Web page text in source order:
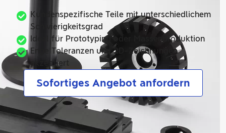
Sofortiges Angebot anfordern
Kundenspezifische Teile mit unterschiedlichem
Schwierigkeitsgrad
Ideal für Prototyping oder Massenproduktion
Enge Toleranzen und 2D-Zeichnungen
akzeptiert